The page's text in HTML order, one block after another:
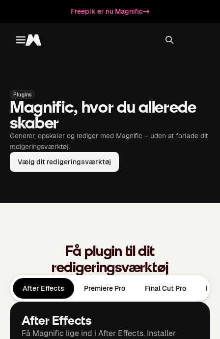
Freepik er nu Magnific
Toggle menu
Magnific
Plugins
Magnific, hvor du allerede
skaber
Generer, opskaler og rediger med Magnific – uden at forlade dit
redigeringsværktøj.
Vælg dit redigeringsværktøj
Få plugin til dit
redigeringsværktøj
After Effects Premiere Pro Final Cut Pro
After Effects
Få Magnific lige ind i After Effects. Installer